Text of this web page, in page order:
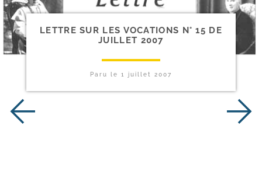
LETTRE SUR LES VOCATIONS N° 15 DE
JUILLET 2007
Paru le 1 juillet 2007